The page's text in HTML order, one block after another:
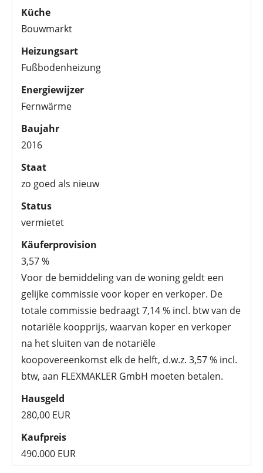
Küche
Bouwmarkt
Heizungsart
Fußbodenheizung
Energiewijzer
Fernwärme
Baujahr
2016
Staat
zo goed als nieuw
Status
vermietet
Käuferprovision
3,57 %
Voor de bemiddeling van de woning geldt een
gelijke commissie voor koper en verkoper. De
totale commissie bedraagt 7,14 % incl. btw van de
notariële koopprijs, waarvan koper en verkoper
na het sluiten van de notariële
koopovereenkomst elk de helft, d.w.z. 3,57 % incl.
btw, aan FLEXMAKLER GmbH moeten betalen.
Hausgeld
280,00 EUR
Kaufpreis
490.000 EUR